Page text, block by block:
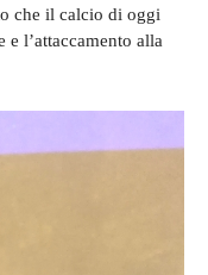
che il calcio di oggi
l’attaccamento alla